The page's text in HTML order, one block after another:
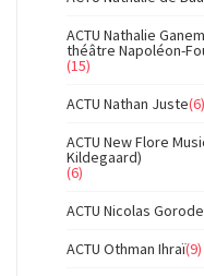
ACTU Nathalie
théâtre Napoléon-
(15)
ACTU Nathan Juste(6)
ACTU New Flore
Kildegaard)
(6)
ACTU Nicolas
ACTU Othman Ihraï(9)